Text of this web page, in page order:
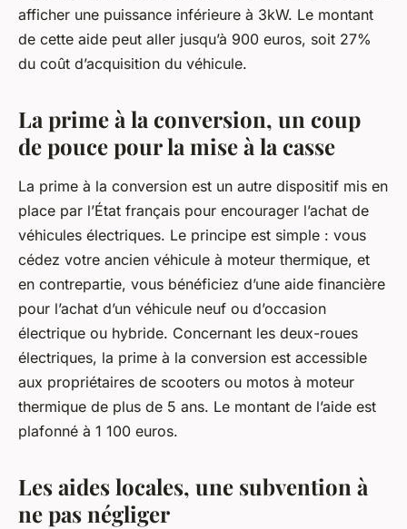
afficher une puissance inférieure à 3kW. Le montant
de cette aide peut aller jusqu’à 900 euros, soit 27%
du coût d’acquisition du véhicule.
La prime à la conversion, un coup
de pouce pour la mise à la casse
La prime à la conversion est un autre dispositif mis en
place par l’État français pour encourager l’achat de
véhicules électriques. Le principe est simple : vous
cédez votre ancien véhicule à moteur thermique, et
en contrepartie, vous bénéficiez d’une aide financière
pour l’achat d’un véhicule neuf ou d’occasion
électrique ou hybride. Concernant les deux-roues
électriques, la prime à la conversion est accessible
aux propriétaires de scooters ou motos à moteur
thermique de plus de 5 ans. Le montant de l’aide est
plafonné à 1 100 euros.
Les aides locales, une subvention à
ne pas négliger